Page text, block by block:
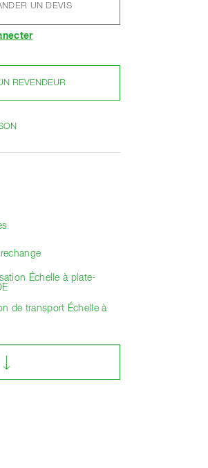
UN DEVIS
REVENDEUR
Échelle à plate-
de transport Échelle à